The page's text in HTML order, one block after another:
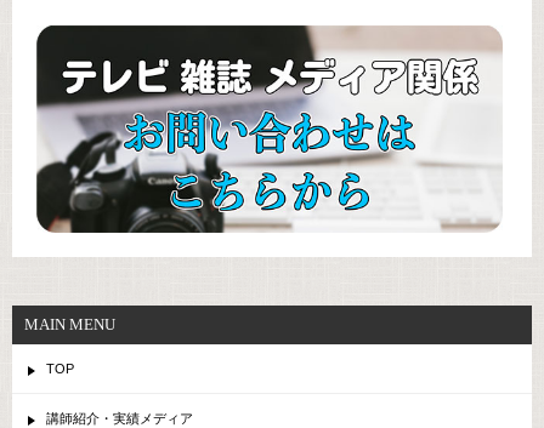
MAIN MENU
TOP
講師紹介・実績メディア